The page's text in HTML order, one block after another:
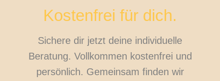
Kostenfrei für dich.
Sichere dir jetzt deine individuelle
Beratung. Vollkommen kostenfrei und
persönlich. Gemeinsam finden wir